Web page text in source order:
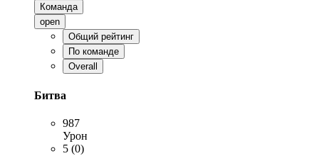
Команда
open
Общий рейтинг
По команде
Overall
Битва
987
Урон
5 (0)